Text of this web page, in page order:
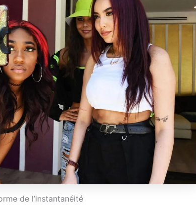
de l’instantanéité